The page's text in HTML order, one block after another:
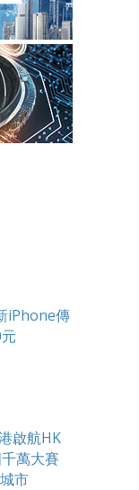
iPhone傳
啟航HK
萬大賽
市